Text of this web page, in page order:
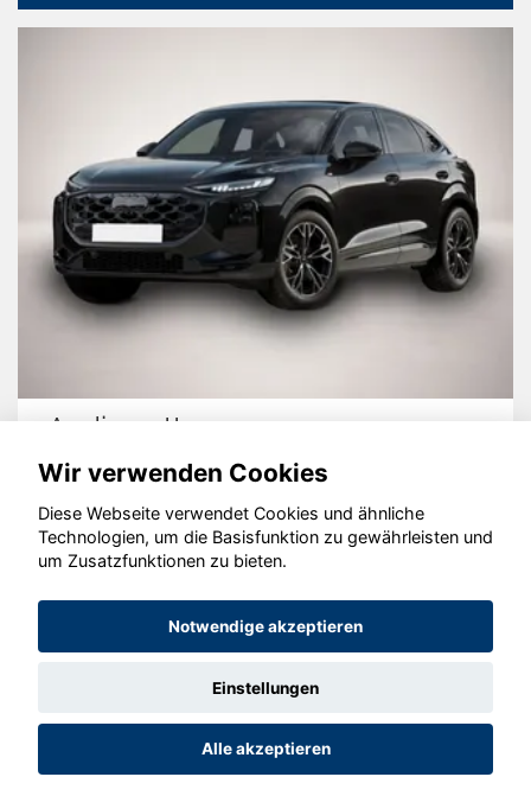
Cupra Leon
© konjunkturmotor.de GmbH 2020 - 2026
Wir verwenden Cookies
Diese Webseite verwendet Cookies und ähnliche
Technologien, um die Basisfunktion zu gewährleisten und
um Zusatzfunktionen zu bieten.
Notwendige akzeptieren
Einstellungen
Alle akzeptieren